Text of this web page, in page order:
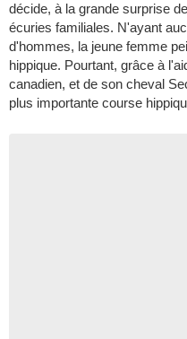
décide, à la grande surprise
écuries familiales. N'ayant
d'hommes, la jeune femme
hippique. Pourtant, grâce à
canadien, et de son cheval
plus importante course